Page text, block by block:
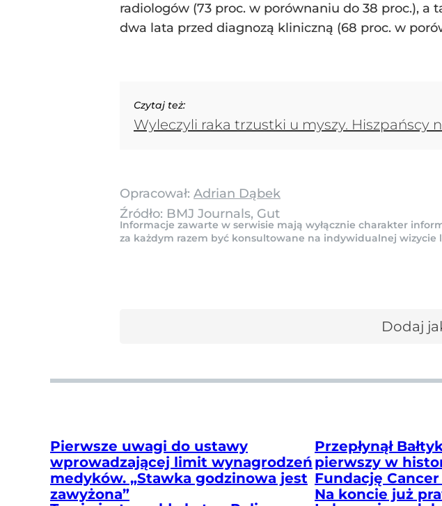
radiologów (73 proc. w porównaniu do 38 proc.),
dwa lata przed diagnozą kliniczną (68 proc. w
Czytaj też:
Wyleczyli raka trzustki u myszy. Hiszpańscy
Opracował: Adrian Dąbek
Źródło: BMJ Journals, Gut
Informacje zawarte w serwisie mają wyłącznie charakter
za każdym razem być konsultowane na indywidualnej wizycie
Dodaj
Pierwsze uwagi do ustawy
wprowadzającej limit wynagrodzeń
medyków. „Stawka godzinowa jest
zawyżona”
Przepłynął
pierwszy w
Fundację
Na koncie już